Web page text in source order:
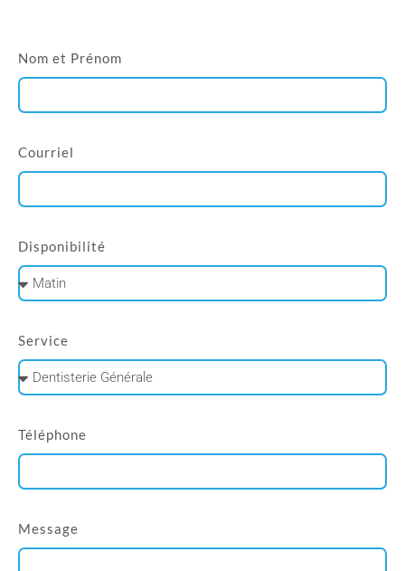
Nom et Prénom
Courriel
Disponibilité
Service
Téléphone
Message